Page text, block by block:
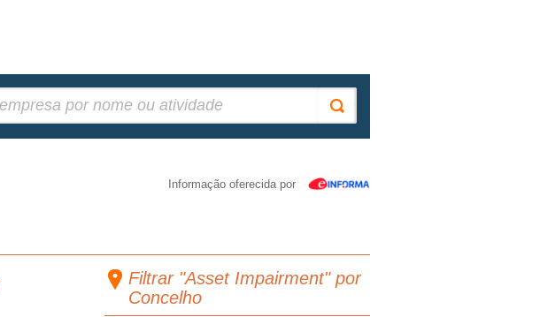
Informação oferecida por
Filtrar "Asset Impairment" por
Concelho